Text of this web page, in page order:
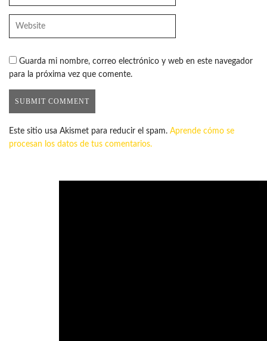
Guarda mi nombre, correo electrónico y web en este navegador
para la próxima vez que comente.
Este sitio usa Akismet para reducir el spam. Aprende cómo se
procesan los datos de tus comentarios.